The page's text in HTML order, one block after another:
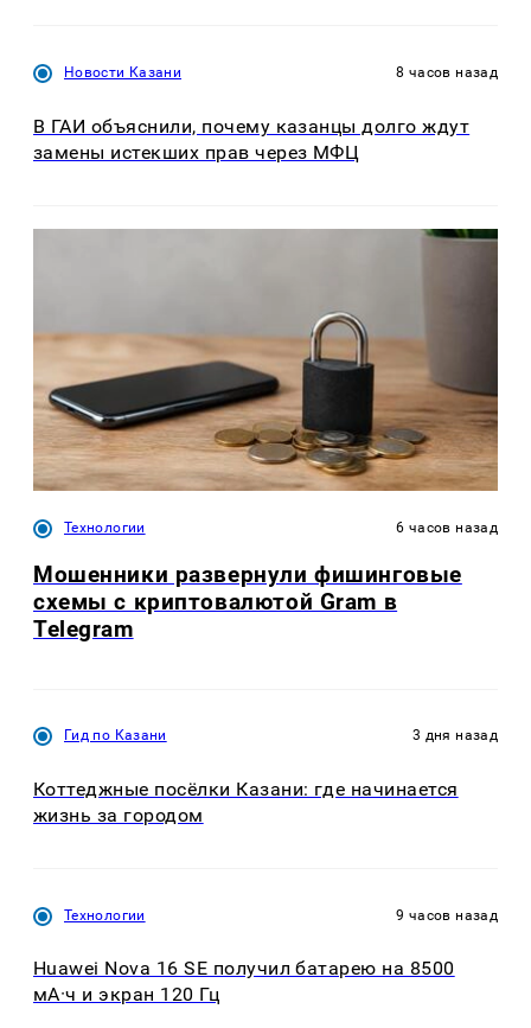
Новости Казани 8 часов назад
В ГАИ объяснили, почему казанцы долго ждут
замены истекших прав через МФЦ
Технологии 6 часов назад
Мошенники развернули фишинговые
схемы с криптовалютой Gram в
Telegram
Гид по Казани 3 дня назад
Коттеджные посёлки Казани: где начинается
жизнь за городом
Технологии 9 часов назад
Huawei Nova 16 SE получил батарею на 8500
мА·ч и экран 120 Гц